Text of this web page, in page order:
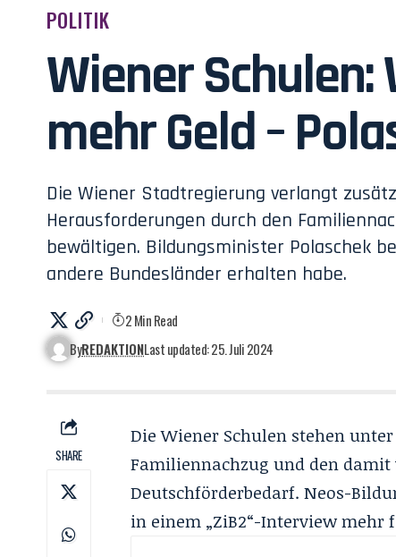
POLITIK
Wiener
mehr Geld –
Die Wiener Stadtregierung verlangt
Herausforderungen durch den
bewältigen. Bildungsminister Polaschek
andere Bundesländer erhalten habe.
ByREDAKTIONLast updated: 25. Juli 2024
2 Min Read
SHARE
Die Wiener Schulen stehen
Familiennachzug und den
Deutschförderbedarf. Neos-
in einem „ZiB2“-Interview mehr